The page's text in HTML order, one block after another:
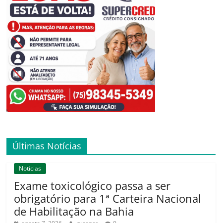
Últimas Notícias
Noticias
Exame toxicológico passa a ser
obrigatório para 1ª Carteira Nacional
de Habilitação na Bahia